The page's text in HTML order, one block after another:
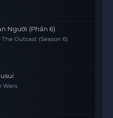
Người (Phần 6)
Outcast (Season 6)
Wars